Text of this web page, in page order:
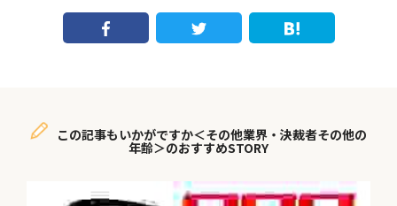
この記事もいかがですか＜その他業界・決裁者その他の
年齢＞のおすすめSTORY